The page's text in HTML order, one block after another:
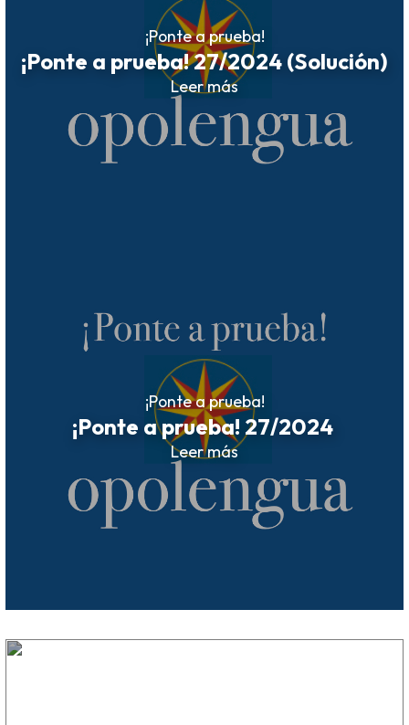
¡Ponte a prueba!
¡Ponte a prueba! 27/2024 (Solución)
Leer más
¡Ponte a prueba!
¡Ponte a prueba! 27/2024
Leer más